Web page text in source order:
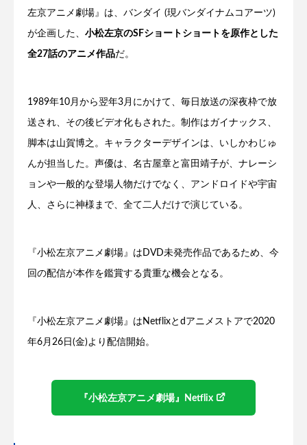
左京アニメ劇場』は、バンダイ (現バンダイナムコアーツ)
が企画した、 小松左京のSFショートショートを原作とした
全27話のアニメ作品だ。
1989年10月から翌年3月にかけて、毎日放送の深夜枠で放
送され、その後ビデオ化もされた。制作はガイナックス、
脚本は山賀博之。キャラクターデザインは、いしかわじゅ
んが担当した。声優は、名古屋章と富田靖子が、ナレーシ
ョンや一般的な登場人物だけでなく、アンドロイドや宇宙
人、さらに神様まで、全て二人だけで演じている。
『小松左京アニメ劇場』はDVD未発売作品であるため、今
回の配信が本作を鑑賞する貴重な機会となる。
『小松左京アニメ劇場』はNetflixとdアニメストアで2020
年6月26日(金)より配信開始。
『小松左京アニメ劇場』Netflix